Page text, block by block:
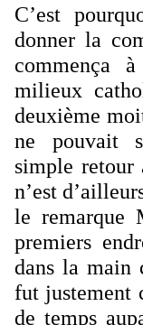
C’est
donner la
commença
milieux
deuxième
ne pouvait
simple
n’est
le remarque
premiers
dans la main
fut justement
de temps